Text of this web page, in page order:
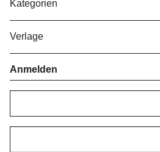
Kategorien
Verlage
Anmelden